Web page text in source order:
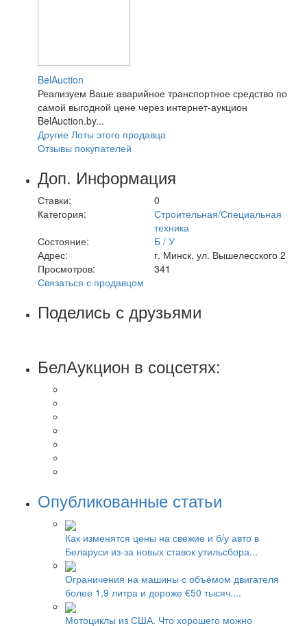
BelAuction
Реализуем Ваше аварийное транспортное средство по
самой выгодной цене через интернет-аукцион
BelAuction.by...
Другие Лоты этого продавца
Отзывы покупателей
Доп. Информация
Ставки:
0
Категория:
Строительная/Специальная
техника
Состояние:
Б / У
Адрес:
г. Минск, ул. Вышелесского 2
Просмотров:
341
Связаться с продавцом
Поделись с друзьями
БелАукцион в соцсетях:
Опубликованные статьи
Как изменятся цены на свежие и б/у авто в
Беларуси из-за новых ставок утильсбора...
Ограничения на машины с объёмом двигателя
более 1,9 литра и дороже €50 тысяч....
Мотоциклы из США. Что хорошего можно